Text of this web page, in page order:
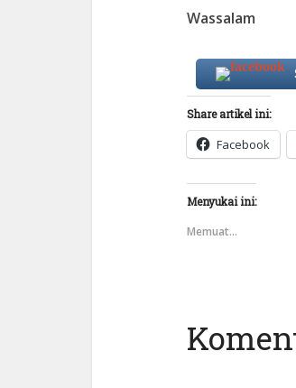
Wassalam
Share artikel ini:
Facebook
Menyukai ini:
Memuat...